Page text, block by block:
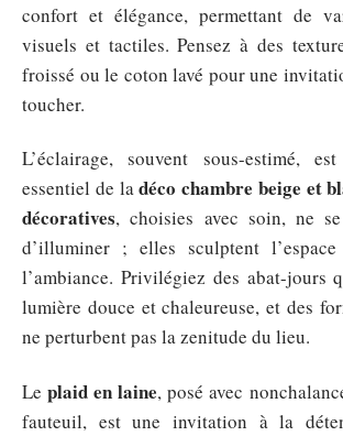
confort et élégance, permettant de
visuels et tactiles. Pensez à des
froissé ou le coton lavé pour une
toucher.
L’éclairage, souvent sous-estimé,
essentiel de ladéco chambre beige et
décoratives, choisies avec soin, ne
d’illuminer ; elles sculptent
l’ambiance. Privilégiez des abat-jours
lumière douce et chaleureuse, et des
ne perturbent pas la zenitude du lieu.
Leplaid en laine, posé avec
fauteuil, est une invitation à la